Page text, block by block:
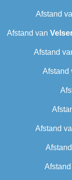
Afstand
Afstand van
Afstand
Afstand
Afstand